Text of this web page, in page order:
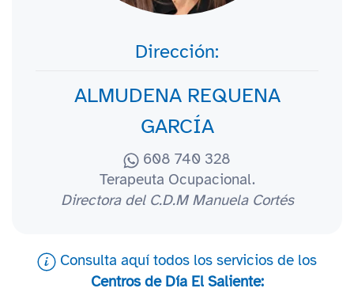
Dirección:
ALMUDENA REQUENA
GARCÍA
608 740 328
Terapeuta Ocupacional.
Directora del C.D.M Manuela Cortés
Consulta aquí todos los servicios de los
Centros de Día El Saliente: